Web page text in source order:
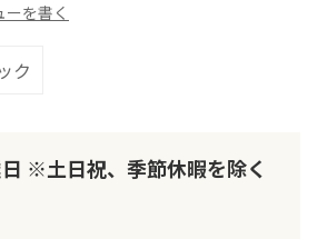
を書く
ク
※土日祝、季節休暇を除く